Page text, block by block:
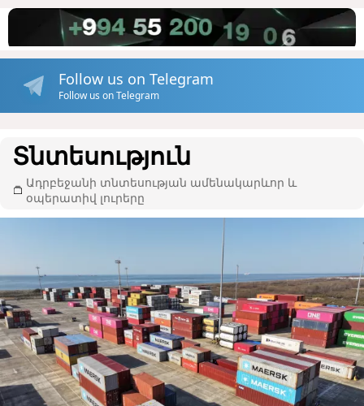
Follow us on Telegram
Follow us on Telegram
Տնտեսություն
Ադրբեջանի տնտեսության ամենակարևոր և
օպերատիվ լուրերը